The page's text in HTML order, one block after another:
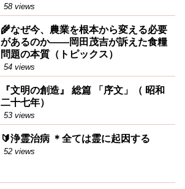
58 views
🌾なぜ今、農業を根本から変える必要
があるのか――岡田茂吉が訴えた食糧
問題の本質（トピックス）
54 views
『文明の創造』 総篇 「序文」（ 昭和
二十七年）
53 views
🔰浄霊治病 ＊全ては霊に起因する
52 views